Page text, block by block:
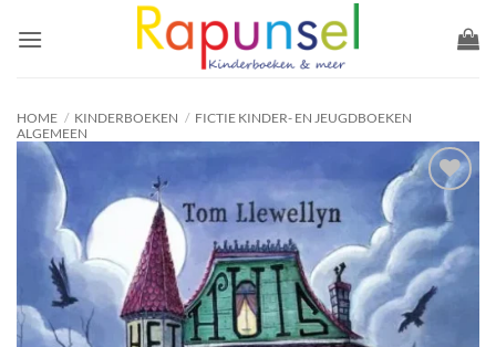
naar
HOME / KINDERBOEKEN / FICTIE KINDER- EN JEUGDBOEKEN
ALGEMEEN